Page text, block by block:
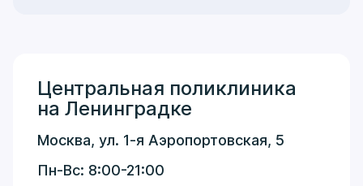
Центральная поликлиника
на Ленинградке
Москва, ул. 1-я Аэропортовская, 5
Пн-Вс: 8:00-21:00